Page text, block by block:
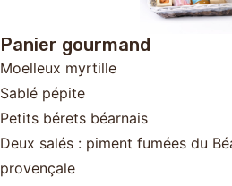
Panier gourmand
Moelleux myrtille
Sablé pépite
Petits bérets béarnais
Deux salés : piment fumées du
provençale